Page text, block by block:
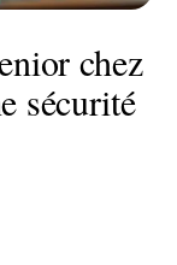
chez
sécurité